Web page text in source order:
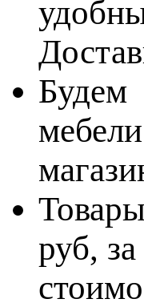
Будем
руб,